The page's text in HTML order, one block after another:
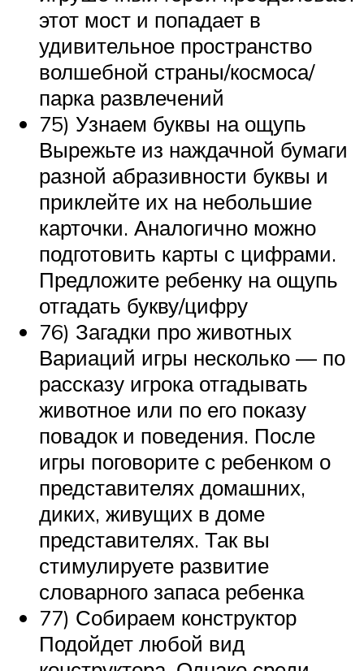
этот мост и попадает в
удивительное пространство
волшебной страны/космоса/
парка развлечений
75) Узнаем буквы на ощупь
Вырежьте из наждачной бумаги
разной абразивности буквы и
приклейте их на небольшие
карточки. Аналогично можно
подготовить карты с цифрами.
Предложите ребенку на ощупь
отгадать букву/цифру
76) Загадки про животных
Вариаций игры несколько — по
рассказу игрока отгадывать
животное или по его показу
повадок и поведения. После
игры поговорите с ребенком о
представителях домашних,
диких, живущих в доме
представителях. Так вы
стимулируете развитие
словарного запаса ребенка
77) Собираем конструктор
Подойдет любой вид